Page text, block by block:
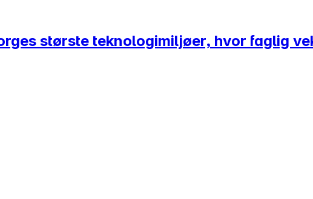
største teknologimiljøer, hvor faglig